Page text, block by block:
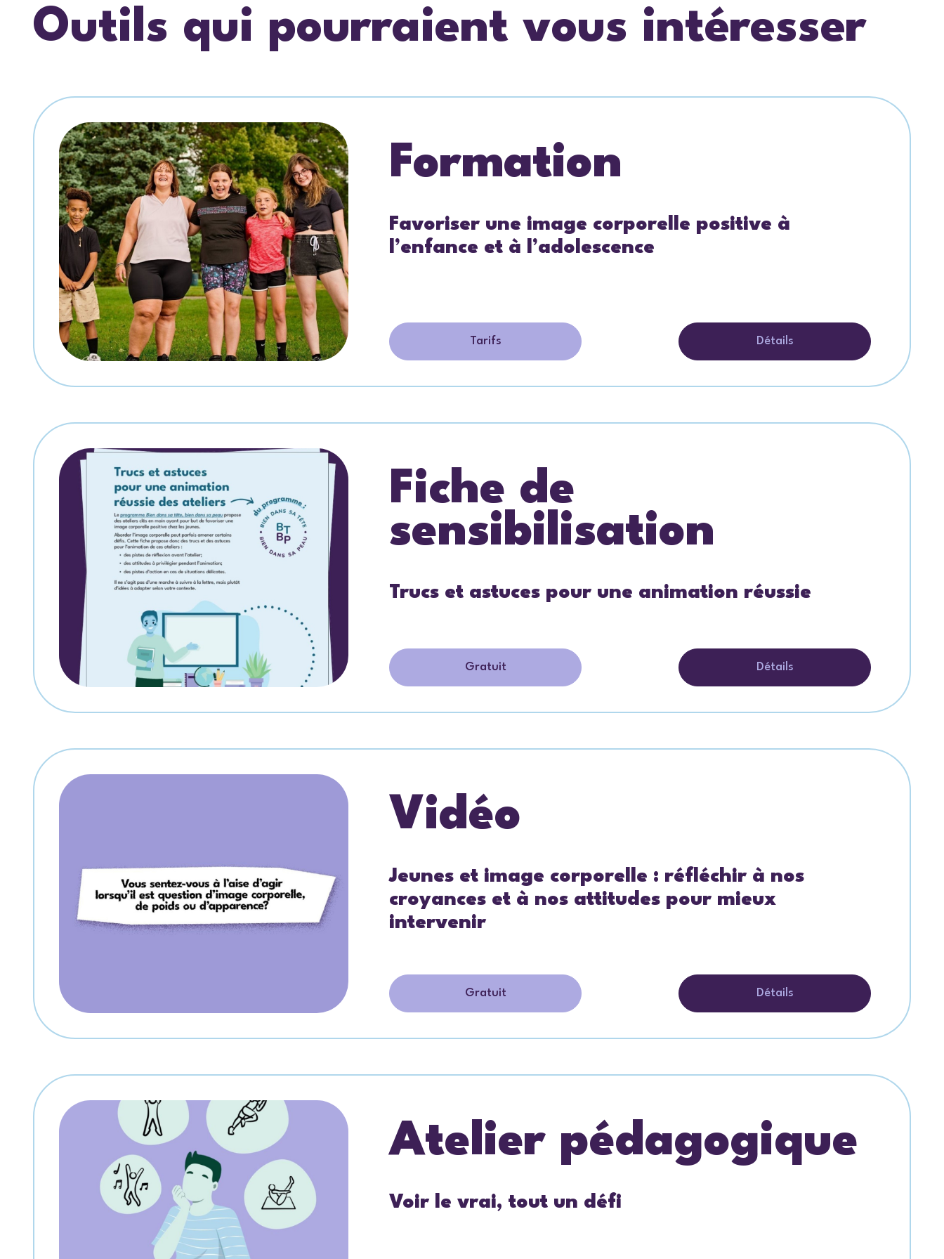
Outils qui pourraient vous intéresser
Formation
Favoriser une image corporelle positive à
l’enfance et à l’adolescence
Tarifs Détails
Fiche de
sensibilisation
Trucs et astuces pour une animation réussie
Gratuit Détails
Vidéo
Jeunes et image corporelle : réfléchir à nos
croyances et à nos attitudes pour mieux
intervenir
Gratuit Détails
Atelier pédagogique
Voir le vrai, tout un défi